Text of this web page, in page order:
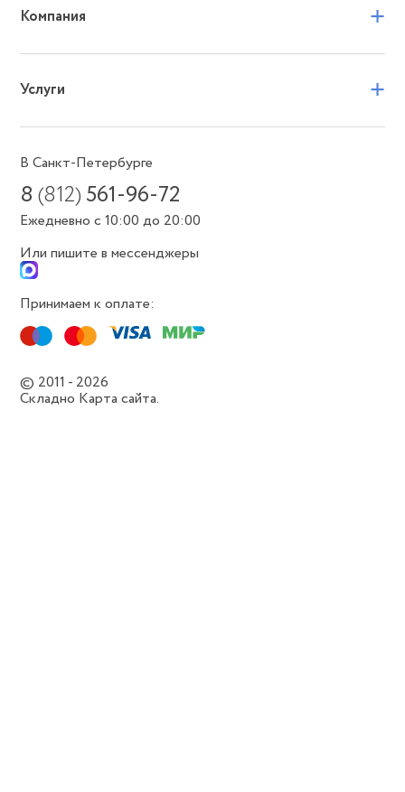
Компания +
Услуги +
В Санкт-Петербурге
8(812) 561-96-72
Ежедневно с 10:00 до 20:00
Или пишите в мессенджеры
Принимаем к оплате:
© 2011 - 2026
Складно Карта сайта.